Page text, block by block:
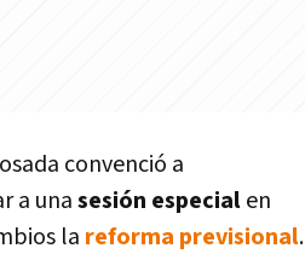
convenció a
a unasesión especialen
la reforma previsional.